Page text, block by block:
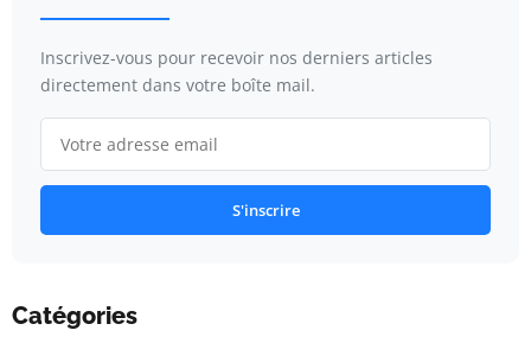
Inscrivez-vous pour recevoir nos derniers articles
directement dans votre boîte mail.
S'inscrire
Catégories